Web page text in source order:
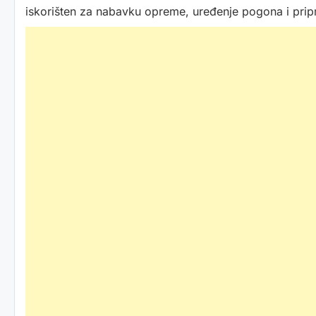
iskorišten za nabavku opreme, uređenje pogona i